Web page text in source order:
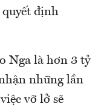
định
Nga là hơn 3 tỷ
những lần
vỡ lở sẽ